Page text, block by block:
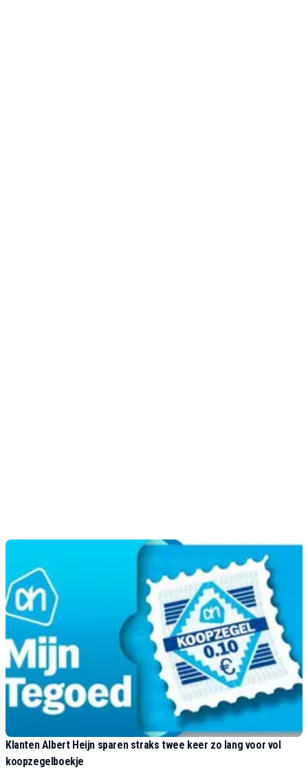
Klanten Albert Heijn sparen straks twee keer zo lang voor vol
koopzegelboekje